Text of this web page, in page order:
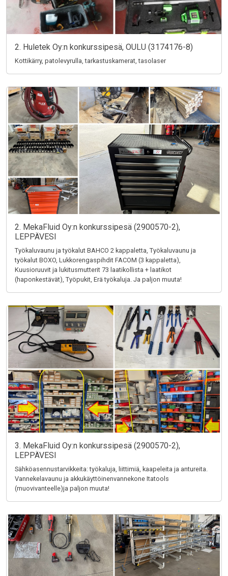
2. Huletek Oy:n konkurssipesä, OULU (3174176-8)
Kottikärry, patolevyrulla, tarkastuskamerat, tasolaser
2. MekaFluid Oy:n konkurssipesä (2900570-2),
LEPPÄVESI
Työkaluvaunu ja työkalut BAHCO 2 kappaletta, Työkaluvaunu ja
työkalut BOXO, Lukkorengaspihdit FACOM (3 kappaletta),
Kuusioruuvit ja lukitusmutterit 73 laatikollista + laatikot
(haponkestävät), Työpukit, Erä työkaluja. Ja paljon muuta!
3. MekaFluid Oy:n konkurssipesä (2900570-2),
LEPPÄVESI
Sähköasennustarvikkeita: työkaluja, liittimiä, kaapeleita ja antureita.
Vannekelavaunu ja akkukäyttöinenvannekone Itatools
(muovivanteelle)ja paljon muuta!